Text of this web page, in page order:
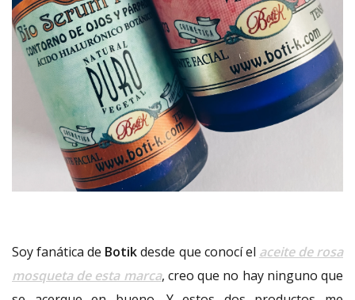
Soy fanática de Botikdesde que conocí el aceite de rosa
mosqueta de esta marca, creo que no hay ninguno que